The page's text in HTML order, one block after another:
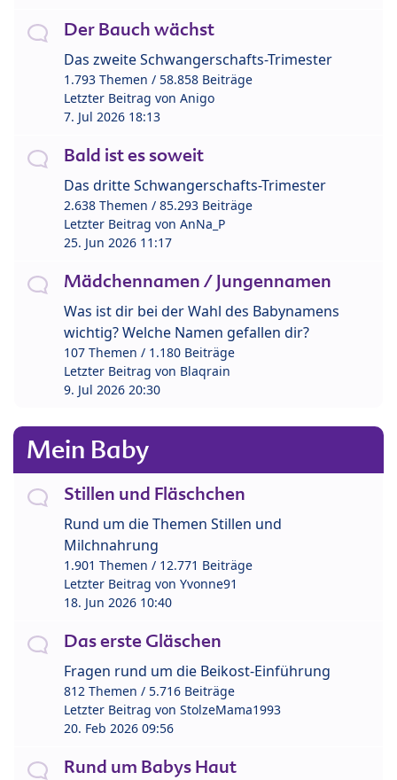
Der Bauch wächst
Das zweite Schwangerschafts-Trimester
1.793 Themen / 58.858 Beiträge
Letzter Beitrag von Anigo
7. Jul 2026 18:13
Bald ist es soweit
Das dritte Schwangerschafts-Trimester
2.638 Themen / 85.293 Beiträge
Letzter Beitrag von AnNa_P
25. Jun 2026 11:17
Mädchennamen / Jungennamen
Was ist dir bei der Wahl des Babynamens
wichtig? Welche Namen gefallen dir?
107 Themen / 1.180 Beiträge
Letzter Beitrag von Blaqrain
9. Jul 2026 20:30
Mein Baby
Stillen und Fläschchen
Rund um die Themen Stillen und
Milchnahrung
1.901 Themen / 12.771 Beiträge
Letzter Beitrag von Yvonne91
18. Jun 2026 10:40
Das erste Gläschen
Fragen rund um die Beikost-Einführung
812 Themen / 5.716 Beiträge
Letzter Beitrag von StolzeMama1993
20. Feb 2026 09:56
Rund um Babys Haut